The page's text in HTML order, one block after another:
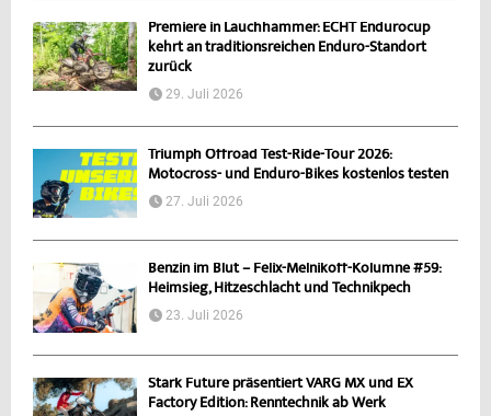
Premiere in Lauchhammer: ECHT Endurocup
kehrt an traditionsreichen Enduro-Standort
zurück
29. Juli 2026
Triumph Offroad Test-Ride-Tour 2026:
Motocross- und Enduro-Bikes kostenlos testen
27. Juli 2026
Benzin im Blut – Felix-Melnikoff-Kolumne #59:
Heimsieg, Hitzeschlacht und Technikpech
23. Juli 2026
Stark Future präsentiert VARG MX und EX
Factory Edition: Renntechnik ab Werk